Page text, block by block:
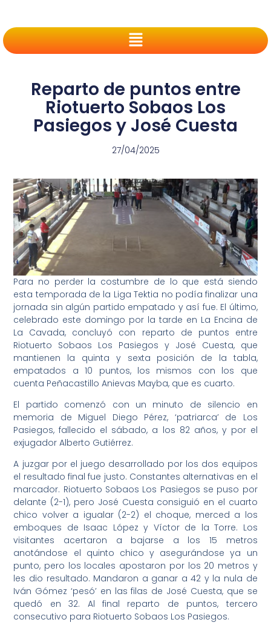
Reparto de puntos entre
Riotuerto Sobaos Los
Pasiegos y José Cuesta
27/04/2025
Para no perder la costumbre de lo que está siendo
esta temporada de la Liga Tektia no podía finalizar una
jornada sin algún partido empatado y así fue. El último,
celebrado este domingo por la tarde en La Encina de
La Cavada, concluyó con reparto de puntos entre
Riotuerto Sobaos Los Pasiegos y José Cuesta, que
mantienen la quinta y sexta posición de la tabla,
empatados a 10 puntos, los mismos con los que
cuenta Peñacastillo Anievas Mayba, que es cuarto.
El partido comenzó con un minuto de silencio en
memoria de Miguel Diego Pérez, ‘patriarca’ de Los
Pasiegos, fallecido el sábado, a los 82 años, y por el
exjugador Alberto Gutiérrez.
A juzgar por el juego desarrollado por los dos equipos
el resultado final fue justo. Constantes alternativas en el
marcador. Riotuerto Sobaos Los Pasiegos se puso por
delante (2-1), pero José Cuesta consiguió en el cuarto
chico volver a igualar (2-2) el choque, merced a los
emboques de Isaac López y Víctor de la Torre. Los
visitantes acertaron a bajarse a los 15 metros
anotándose el quinto chico y asegurándose ya un
punto, pero los locales apostaron por los 20 metros y
les dio resultado. Mandaron a ganar a 42 y la nula de
Iván Gómez ‘pesó’ en las filas de José Cuesta, que se
quedó en 32. Al final reparto de puntos, tercero
consecutivo para Riotuerto Sobaos Los Pasiegos.